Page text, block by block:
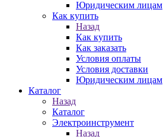
Юридическим лицам
Как купить
Назад
Как купить
Как заказать
Условия оплаты
Условия доставки
Юридическим лицам
Каталог
Назад
Каталог
Электроинструмент
Назад